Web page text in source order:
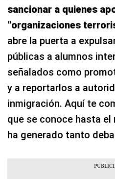
sancionar a quienes
“organizaciones
abre la puerta a
públicas a alumnos
señalados como
y a reportarlos a
inmigración. Aquí te
que se conoce hasta
ha generado tanto